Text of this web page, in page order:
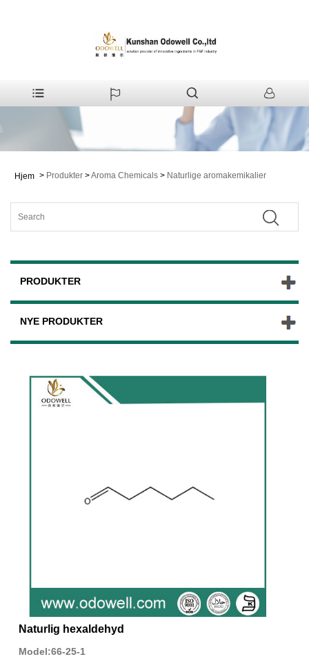
Hjem > Produkter >Aroma Chemicals > Naturlige aromakemikalier
PRODUKTER
NYE PRODUKTER
Naturlig hexaldehyd
Model:66-25-1